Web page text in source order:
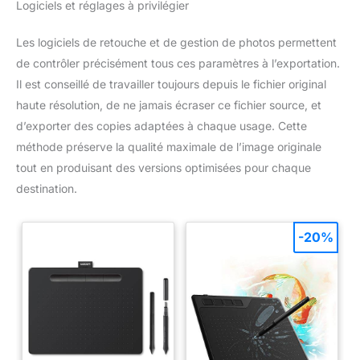
Logiciels et réglages à privilégier
Les logiciels de retouche et de gestion de photos permettent
de contrôler précisément tous ces paramètres à l’exportation.
Il est conseillé de travailler toujours depuis le fichier original
haute résolution, de ne jamais écraser ce fichier source, et
d’exporter des copies adaptées à chaque usage. Cette
méthode préserve la qualité maximale de l’image originale
tout en produisant des versions optimisées pour chaque
destination.
-20%